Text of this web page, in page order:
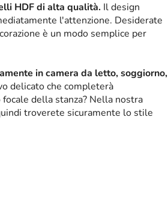
HDF di alta qualità. Il design
l'attenzione. Desiderate
è un modo semplice per
in camera da letto, soggiorno,
delicato che completerà
della stanza? Nella nostra
troverete sicuramente lo stile